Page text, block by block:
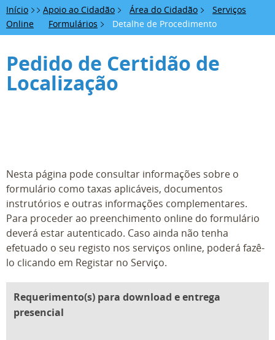
Início Apoio ao Cidadão Área do Cidadão
Serviços
Online
Formulários Detalhe de Procedimento
Pedido de Certidão de
Localização
Nesta página pode consultar informações sobre o
formulário como taxas aplicáveis, documentos
instrutórios e outras informações complementares.
Para proceder ao preenchimento online do formulário
deverá estar autenticado. Caso ainda não tenha
efetuado o seu registo nos serviços online, poderá fazê-
lo clicando em Registar no Serviço.
Requerimento(s) para download e entrega
presencial